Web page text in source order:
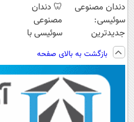
دندان مصنوعی
سوئیسی:
جدیدترین
فناوری اروپا،
سبک و مقاوم |
پرداخت قسطی
🦷 دندان
مصنوعی
سوئیسی با
دیجیتال |
پرداخت در 4
قسط |📍 تهران
بازگشت به بالای صفحه